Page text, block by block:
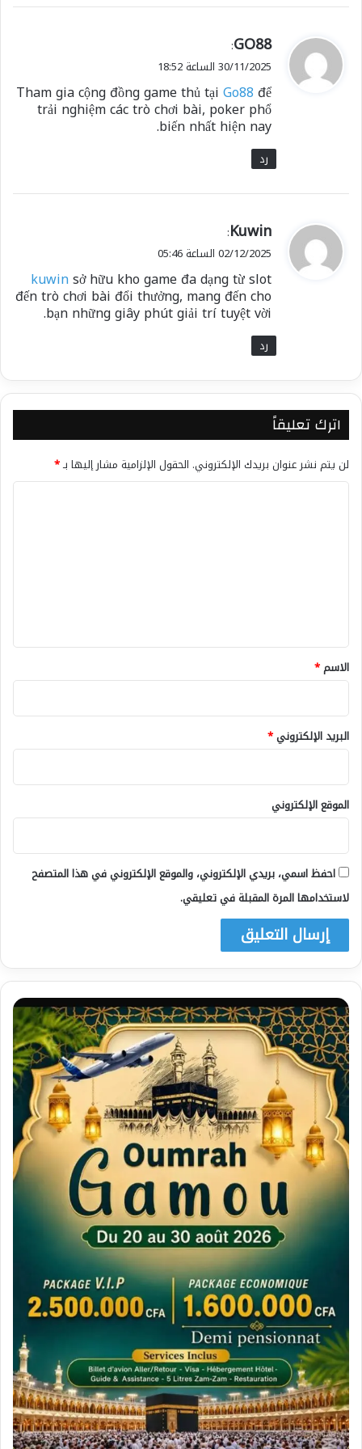
ي
ق
ل
GO88
:
30/11/2025 الساعة 18:52
Tham gia cộng đồng game thủ tạiGo88 để
trải nghiệm các trò chơi bài, poker phổ
biến nhất hiện nay.
رد
ي
ق
ل
Kuwin
:
02/12/2025 الساعة 05:46
kuwinsở hữu kho game đa dạng từ slot
đến trò chơi bài đổi thưởng, mang đến cho
bạn những giây phút giải trí tuyệt vời.
رد
اترك تعليقاً
لن يتم نشر عنوان بريدك الإلكتروني. الحقول الإلزامية مشار إليها بـ*
*
الاسم*
البريد الإلكتروني*
الموقع الإلكتروني
احفظ اسمي، بريدي الإلكتروني، والموقع الإلكتروني في هذا المتصفح
لاستخدامها المرة المقبلة في تعليقي.